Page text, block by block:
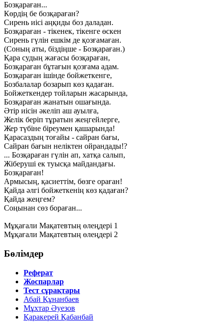
Бозқараған...
Көрдің бе бозқараған?
Сирень иісі аңқиды боз даладан.
Бозқараған - тікенек, тікенге өскен
Сирень гүлін ешкім де қозғамаған.
(Соның аты, біздіңше - Бозқараған.)
Қара судың жағасы бозқараған,
Бозқараған бұтағын қозғама адам.
Бозқараған ішінде бойжеткенге,
Бозбалалар бозарып көз қадаған.
Бойжеткендер тойларын жасарында,
Бозқараған жанатын ошағында.
Әтір иісін әкеліп аш ауылға,
Желік беріп тұратын жеңгейлерге,
Жер түбіне біреумен қашарында!
Қарасаздың тоғайы - сайран бағы,
Сайран бағын неліктен ойрандады!?
... Бозқараған гүлін ап, хатқа салып,
Жіберуші ек туысқа майдандағы.
Бозқараған!
Армысың, қасиеттім, бөзге ораған!
Қайда әлгі бойжеткенің көз қадаған?
Қайда жеңгем?
Соңынан сөз бораған...
Мұқағали Мақатевтың өлеңдері 1
Мұқағали Мақатевтың өлеңдері 2
Бөлімдер
Реферат
Жоспарлар
Тест сұрақтары
Абай Құнанбаев
Мұхтар Әуезов
Қаракерей Қабанбай